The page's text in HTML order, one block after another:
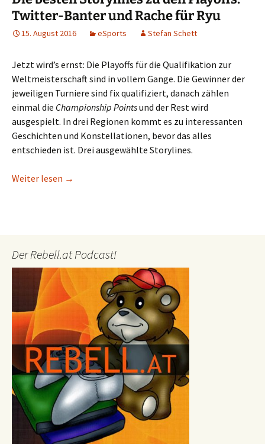
Twitter-Banter und Rache für Ryu
15. August 2016 eSports Stefan Schett
Jetzt wird’s ernst: Die Playoffs für die Qualifikation zur
Weltmeisterschaft sind in vollem Gange. Die Gewinner der
jeweiligen Turniere sind fix qualifiziert, danach zählen
einmal die Championship Pointsund der Rest wird
ausgespielt. In drei Regionen kommt es zu interessanten
Geschichten und Konstellationen, bevor das alles
entschieden ist. Drei ausgewählte Storylines.
Weiter lesen Die besten Storylines zu den Playoffs: Twitter-
→
Der Rebell.at Podcast!